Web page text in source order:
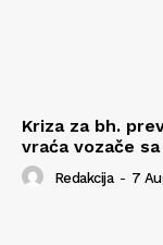
Kriza za bh.
vraća vozače sa
Redakcija - 7